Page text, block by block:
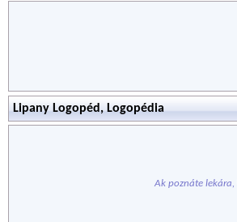
Lipany Logopéd, Logopédia
Ak poznáte